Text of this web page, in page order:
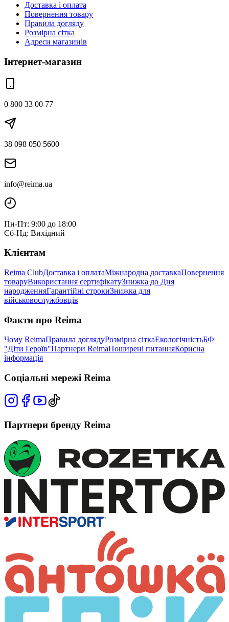
Доставка і оплата
Повернення товару
Правила догляду
Розмірна сітка
Адреси магазинів
Інтернет-магазин
0 800 33 00 77
38 098 050 5600
info@reima.ua
Пн-Пт: 9:00 до 18:00
Сб-Нд: Вихідний
Клієнтам
Reima ClubДоставка і оплатаМіжнародна доставкаПовернення
товаруВикористання сертифікатуЗнижка до Дня
народженняГарантійні строкиЗнижка для
військовослужбовців
Факти про Reima
Чому ReimaПравила доглядуРозмірна сіткаЕкологічністьБФ
"Діти Героїв"Партнери ReimaПоширені питанняКорисна
інформація
Соціальні мережі Reima
Партнери бренду Reima